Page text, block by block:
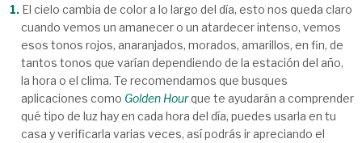
El cielo cambia de color a lo largo del día, esto nos queda claro
cuando vemos un amanecer o un atardecer intenso, vemos
esos tonos rojos, anaranjados, morados, amarillos, en fin, de
tantos tonos que varían dependiendo de la estación del año,
la hora o el clima. Te recomendamos que busques
aplicaciones como Golden Hourque te ayudarán a comprender
qué tipo de luz hay en cada hora del día, puedes usarla en tu
casa y verificarla varias veces, así podrás ir apreciando el